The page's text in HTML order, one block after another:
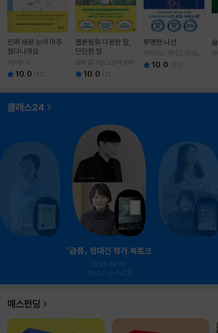
진짜 새랑 눈이 마주
쳤다니까요
이이은 저
10.0 (12)
웹툰동화 다정한 말,
단단한 말
돌배 글그림/고정욱 원저
10.0 ( 2)
투명한 나선
히가시노 게이고 저/김선
영 역10.0 (55)
클래스24
『급류』 정대건 작가 북토크
2026.08.28.
예스24 강서NC점
예스펀딩